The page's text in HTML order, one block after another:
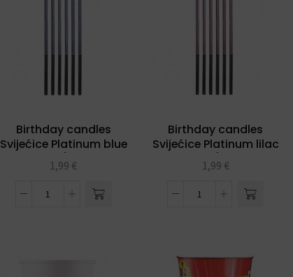
Birthday candles
Svijećice Platinum blue
14,5 cm 1/1- 6 kom
1,99 €
Birthday candles
Svijećice Platinum lilac
14,5 cm 1/1- 6 kom
1,99 €